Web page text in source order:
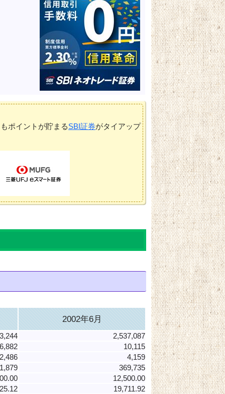
ポイントが貯まるSBI証券がタイアップ
2002年6月
2,537,087
10,115
4,159
369,735
12,500.00
19,711.92